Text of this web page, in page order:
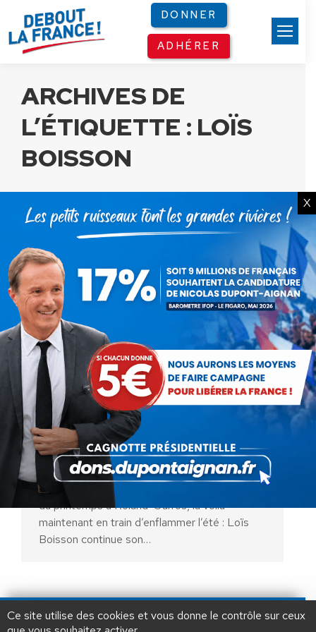
DONNER
ADHÉRER
ARCHIVES DE
L’ÉTIQUETTE : LOÏS
BOISSON
Loïs Boisson ne s’arrête plus !
Actualités ParBenjamin-Victor Boucher
21 juillet 2025
Première finale WTA pour la Dijonnaise à
Hambourg Elle était l’une des belles surprises
du printemps à Roland-Garros, la voilà
maintenant en train d’enflammer l’été : Loïs
Boisson continue son…
X
LIBÉRER LA FRANCE
JE FAIS UN DON À DLF
Panneau de gestion des cookies
Ce site utilise des cookies et vous donne le contrôle sur ceux